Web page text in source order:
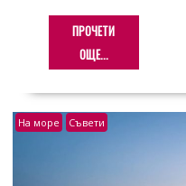
ПРОЧЕТИ
ОЩЕ...
На море Съвети